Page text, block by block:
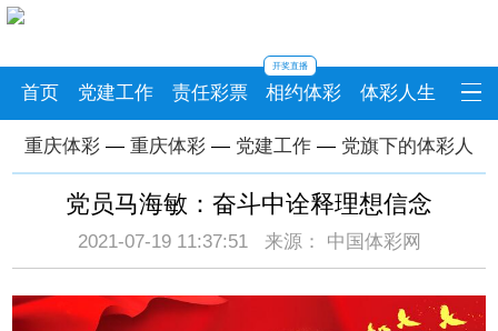
首页 党建工作 责任彩票 相约体彩
开奖直播
体彩人生
重庆体彩— 重庆体彩— 党建工作— 党旗下的体彩人
党员马海敏：奋斗中诠释理想信念
2021-07-19 11:37:51 来源： 中国体彩网